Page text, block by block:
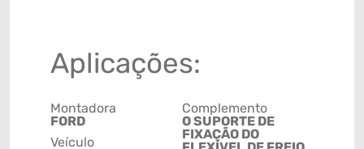
Aplicações:
Montadora
FORD
Veículo
Complemento
O SUPORTE DE
FIXAÇÃO DO